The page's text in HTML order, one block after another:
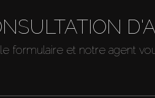
formulaire et notre agent